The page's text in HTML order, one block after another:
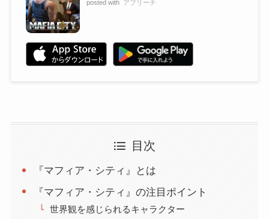
posted with アプリーチ
目次
『マフィア・シティ』とは
『マフィア・シティ』の注目ポイント
世界観を感じられるキャラクター